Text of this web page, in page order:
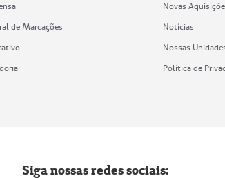
de Marcações
Novas
Notícias
Nossas
Política de
Siga nossas redes sociais: